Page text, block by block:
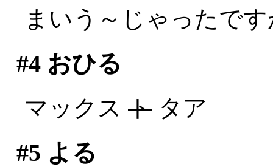
まいう～じゃったで
#4おひる
マックス ト タア
#5 よる